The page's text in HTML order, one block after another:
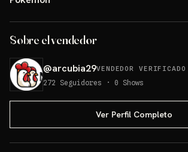
Sobre el vendedor
@arcubia29VENDEDOR VERIFICADO
272 Seguidores · 0 Shows
Ver Perfil Completo
Los 3 de